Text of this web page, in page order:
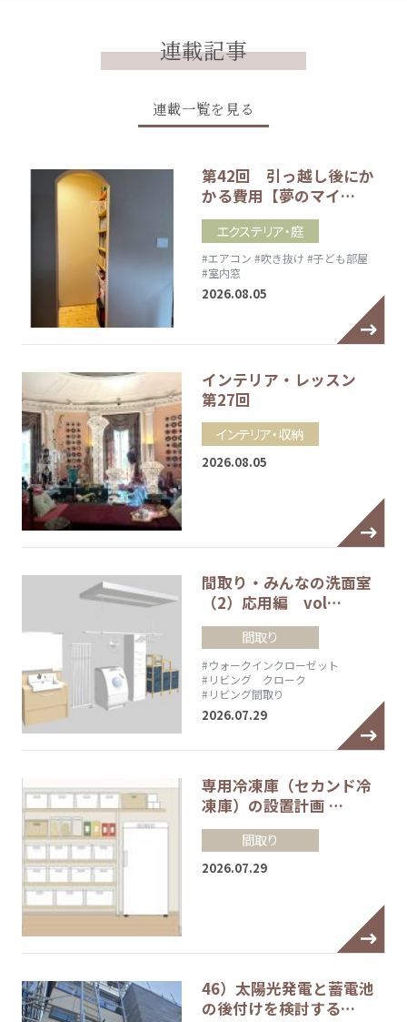
連載記事
連載一覧を見る
第42回 引っ越し後にか
かる費用【夢のマイ…
エクステリア・庭
#エアコン #吹き抜け #子ども部屋
#室内窓
2026.08.05
インテリア・レッスン
第27回
インテリア・収納
2026.08.05
間取り・みんなの洗面室
（2）応用編 vol…
間取り
#ウォークインクローゼット
#リビング クローク
#リビング間取り
2026.07.29
専用冷凍庫（セカンド冷
凍庫）の設置計画 …
間取り
2026.07.29
46）太陽光発電と蓄電池
の後付けを検討する…